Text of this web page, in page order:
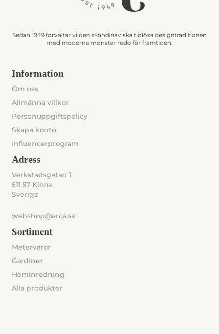
Sedan 1949 förvaltar vi den skandinaviska tidlösa designtraditionen
med moderna mönster redo för framtiden.
Information
Om oss
Allmänna villkor
Personuppgiftspolicy
Skapa konto
Influencerprogram
Adress
Verkstadsgatan 1
511 57 Kinna
Sverige
webshop@arca.se
Sortiment
Metervaror
Gardiner
Heminredning
Alla produkter